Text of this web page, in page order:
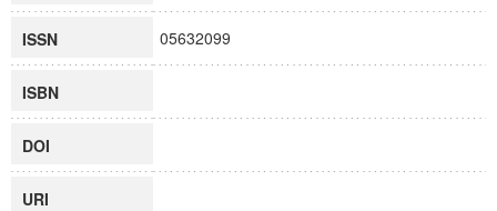
ISSN 05632099
ISBN
DOI
URI